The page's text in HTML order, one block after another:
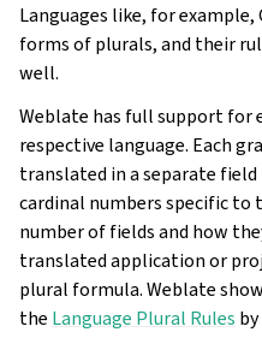
Languages like, for example,
forms of plurals, and their
well.
Weblate has full support for
respective language. Each
translated in a separate
cardinal numbers specific to
number of fields and how
translated application or
plural formula. Weblate
the Language Plural Rules